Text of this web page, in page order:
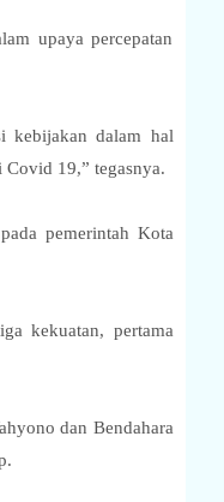
upaya percepatan
kebijakan dalam hal
19,” tegasnya.
pemerintah Kota
kekuatan, pertama
dan Bendahara